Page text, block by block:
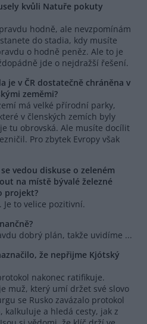
kvůli Natuře pokuty
hodně, ale nevzpomínám
do stadia, kdy musíte
o hodně peněz. Ale to je
jde o nejdražší řešení.
je v ČR dostatečně chráněna v
zeměmi?
má velké přírodní parky,
v členských zemích byly
tu obrovská. Ale musíte docílit
Pro zbytek Evropy však
vedou diskuse o zeleném
na místě bývalé železné
projekt?
Je to velice pozitivní.
dobrý plán, takže uvidíme ...
že nepřijme Kjótský
nakonec ratifikuje.
muž, který umí držet své slovo
se Rusko zavázalo protokol
a hledá cesty, jak z